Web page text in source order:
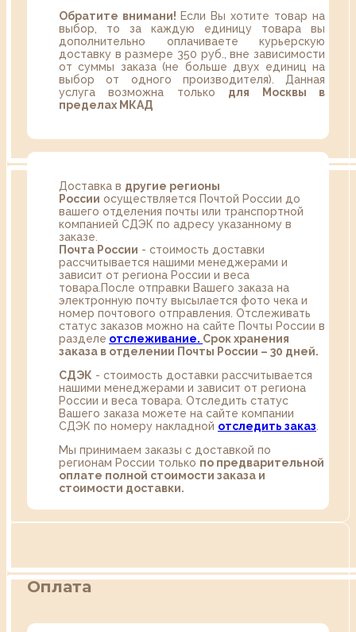
Обратите внимани! Если Вы хотите товар на
выбор, то за каждую единицу товара вы
дополнительно оплачиваете курьерскую
доставку в размере 350 руб., вне зависимости
от суммы заказа (не больше двух единиц на
выбор от одного производителя). Данная
услуга возможна только для Москвы в
пределах МКАД
Доставка в другие регионы
России осуществляется Почтой России до
вашего отделения почты или транспортной
компанией СДЭК по адресу указанному в
заказе.
Почта России - стоимость доставки
рассчитывается нашими менеджерами и
зависит от региона России и веса
товара.После отправки Вашего заказа на
электронную почту высылается фото чека и
номер почтового отправления. Отслеживать
статус заказов можно на сайте Почты России в
разделе oтслеживание. Срок хранения
заказа в отделении Почты России – 30 дней.
СДЭК - стоимость доставки рассчитывается
нашими менеджерами и зависит от региона
России и веса товара. Отследить статус
Вашего заказа можете на сайте компании
СДЭК по номеру накладной отследить заказ
Мы принимаем заказы с доставкой по
регионам России только по предварительной
оплате полной стоимости заказа и
стоимости доставки.
Оплата